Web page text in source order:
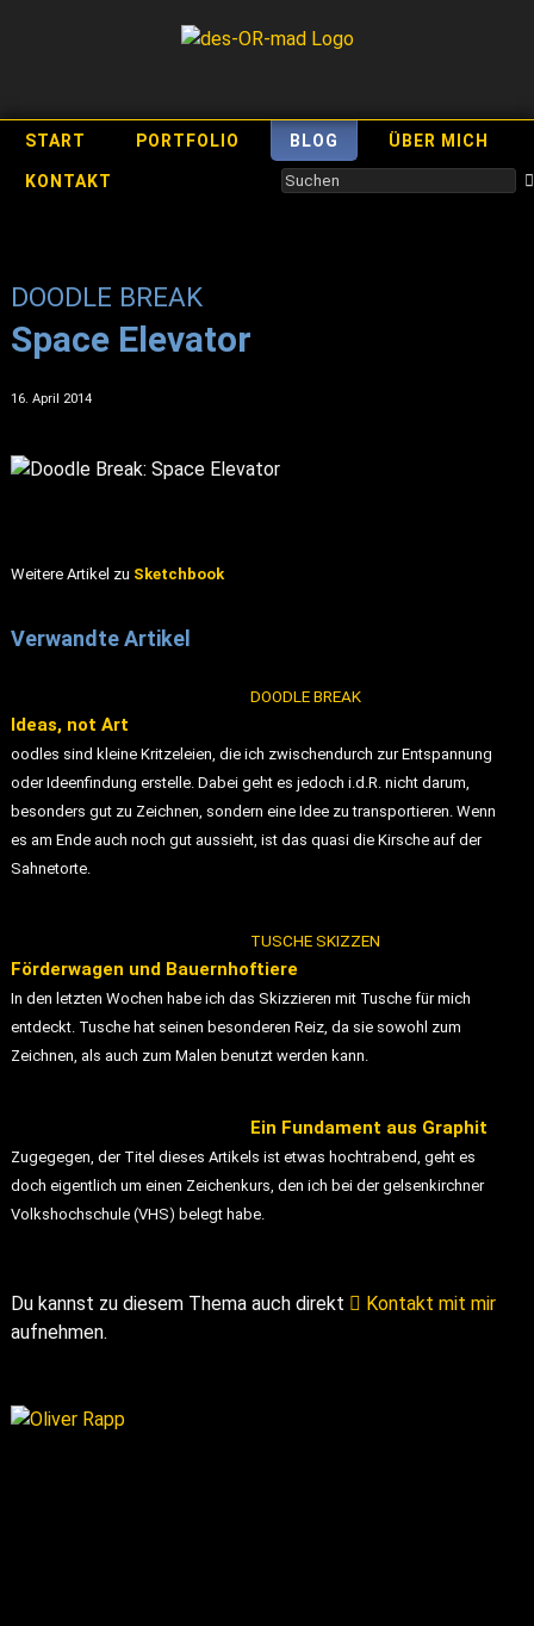
START PORTFOLIO BLOG ÜBER MICH
KONTAKT
DOODLE BREAK
Space Elevator
16. April 2014
Weitere Artikel zu Sketchbook
Verwandte Artikel
DOODLE BREAK
Ideas, not Art
oodles sind kleine Kritzeleien, die ich zwischendurch zur Entspannung
oder Ideenfindung erstelle. Dabei geht es jedoch i.d.R. nicht darum,
besonders gut zu Zeichnen, sondern eine Idee zu transportieren. Wenn
es am Ende auch noch gut aussieht, ist das quasi die Kirsche auf der
Sahnetorte.
TUSCHE SKIZZEN
Förderwagen und Bauernhoftiere
In den letzten Wochen habe ich das Skizzieren mit Tusche für mich
entdeckt. Tusche hat seinen besonderen Reiz, da sie sowohl zum
Zeichnen, als auch zum Malen benutzt werden kann.
Ein Fundament aus Graphit
Zugegegen, der Titel dieses Artikels ist etwas hochtrabend, geht es
doch eigentlich um einen Zeichenkurs, den ich bei der gelsenkirchner
Volkshochschule (VHS) belegt habe.
Du kannst zu diesem Thema auch direkt
Kontakt mit mir
aufnehmen.